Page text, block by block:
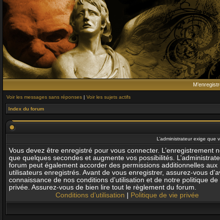
Voir les messages sans réponses | Voir les sujets actifs
Index du forum
L’administrateur exige que
Vous devez être enregistré pour vous connecter. L’enregistrement
que quelques secondes et augmente vos possibilités.
forum peut également accorder des permissions additionnelles aux
utilisateurs enregistrés. Avant de vous enregistrer, assurez-vous
connaissance de nos conditions d’utilisation et de notre politique de
privée. Assurez-vous de bien lire tout le règlement du forum.
Conditions d’utilisation
Politique de vie privée